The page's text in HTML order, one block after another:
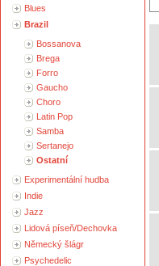
Blues
Brazil
Bossanova
Brega
Forro
Gaucho
Choro
Latin Pop
Samba
Sertanejo
Ostatní
Experimentální hudba
Indie
Jazz
Lidová píseň/Dechovka
Německý šlágr
Psychedelic